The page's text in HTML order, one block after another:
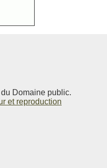
Domaine public.
et reproduction